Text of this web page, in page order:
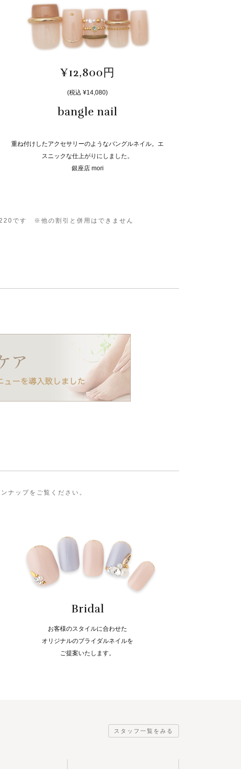
¥12,800円
(税込 ¥14,080)
bangle nail
重ね付けしたアクセサリーのようなバングルネイル。エ
スニックな仕上がりにしました。
銀座店 mori
です ※他の割引と併用はできません
ナップをご覧ください。
Bridal
お客様のスタイルに合わせた
オリジナルのブライダルネイルを
ご提案いたします。
スタッフ一覧をみる